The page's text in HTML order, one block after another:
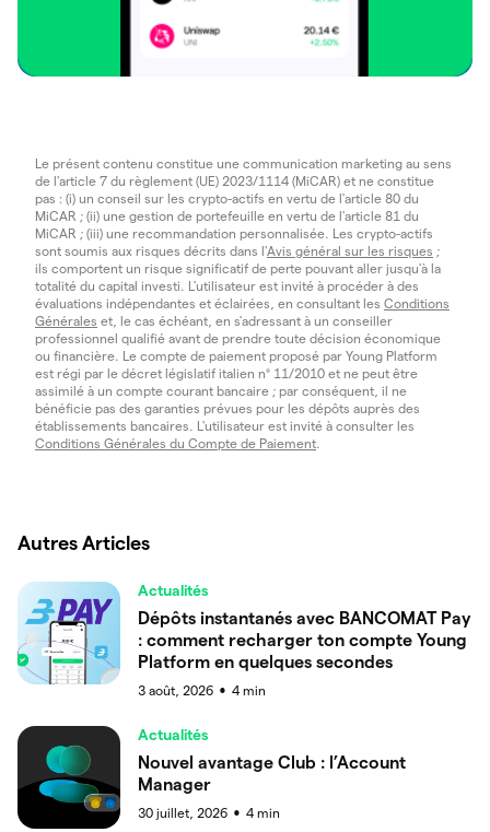
Le présent contenu constitue une communication marketing au sens
de l'article 7 du règlement (UE) 2023/1114 (MiCAR) et ne constitue
pas : (i) un conseil sur les crypto-actifs en vertu de l'article 80 du
MiCAR ; (ii) une gestion de portefeuille en vertu de l'article 81 du
MiCAR ; (iii) une recommandation personnalisée. Les crypto-actifs
sont soumis aux risques décrits dans l'Avis général sur les risques ;
ils comportent un risque significatif de perte pouvant aller jusqu'à la
totalité du capital investi. L'utilisateur est invité à procéder à des
évaluations indépendantes et éclairées, en consultant les Conditions
Générales et, le cas échéant, en s'adressant à un conseiller
professionnel qualifié avant de prendre toute décision économique
ou financière. Le compte de paiement proposé par Young Platform
est régi par le décret législatif italien n° 11/2010 et ne peut être
assimilé à un compte courant bancaire ; par conséquent, il ne
bénéficie pas des garanties prévues pour les dépôts auprès des
établissements bancaires. L'utilisateur est invité à consulter les
Conditions Générales du Compte de Paiement
Autres Articles
Actualités
Dépôts instantanés avec BANCOMAT Pay
: comment recharger ton compte Young
Platform en quelques secondes
3 août, 2026 ● 4 min
Actualités
Nouvel avantage Club : l’Account
Manager
30 juillet, 2026 ● 4 min